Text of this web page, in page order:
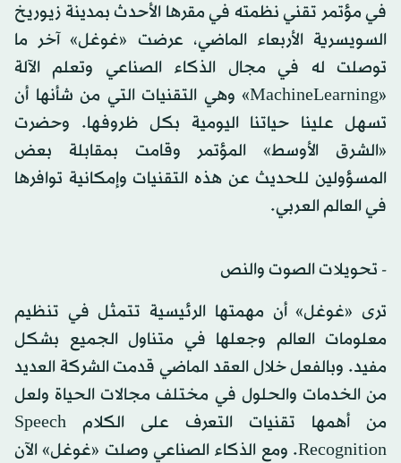
في مؤتمر تقني نظمته في مقرها الأحدث بمدينة زيوريخ
السويسرية الأربعاء الماضي، عرضت «غوغل» آخر ما
توصلت له في مجال الذكاء الصناعي وتعلم الآلة
«MachineLearning» وهي التقنيات التي من شأنها أن
تسهل علينا حياتنا اليومية بكل ظروفها. وحضرت
«الشرق الأوسط» المؤتمر وقامت بمقابلة بعض
المسؤولين للحديث عن هذه التقنيات وإمكانية توافرها
في العالم العربي.
- تحويلات الصوت والنص
ترى «غوغل» أن مهمتها الرئيسية تتمثل في تنظيم
معلومات العالم وجعلها في متناول الجميع بشكل
مفيد. وبالفعل خلال العقد الماضي قدمت الشركة العديد
من الخدمات والحلول في مختلف مجالات الحياة ولعل
من أهمها تقنيات التعرف على الكلام Speech
Recognition. ومع الذكاء الصناعي وصلت «غوغل» الآن